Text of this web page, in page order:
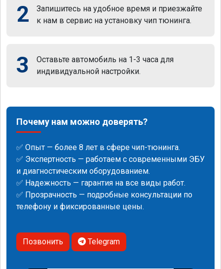
2
Запишитесь на удобное время и приезжайте
к нам в сервис на установку чип тюнинга.
3
Оставьте автомобиль на 1-3 часа для
индивидуальной настройки.
Почему нам можно доверять?
✅ Опыт — более 8 лет в сфере чип-тюнинга.
✅ Экспертность — работаем с современными ЭБУ
и диагностическим оборудованием.
✅ Надежность — гарантия на все виды работ.
✅ Прозрачность — подробные консультации по
телефону и фиксированные цены.
Позвонить Telegram